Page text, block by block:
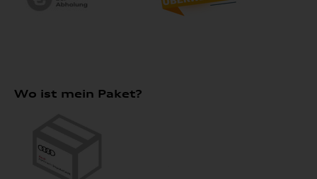
Wo ist mein Paket?